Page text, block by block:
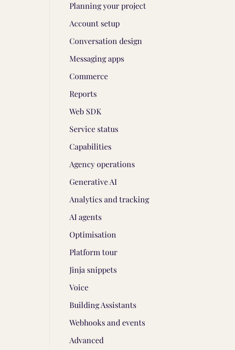
Planning your project
Account setup
Conversation design
Messaging apps
Commerce
Reports
Web SDK
Service status
Capabilities
Agency operations
Generative AI
Analytics and tracking
AI agents
Optimisation
Platform tour
Jinja snippets
Voice
Building Assistants
Webhooks and events
Advanced